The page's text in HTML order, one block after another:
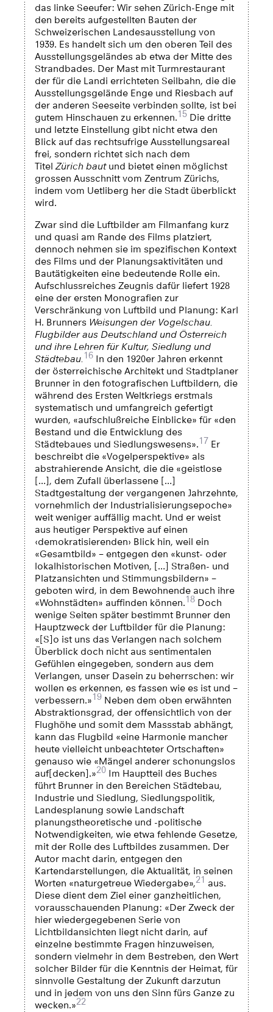
das linke Seeufer: Wir sehen Zürich-Enge mit
den bereits aufgestellten Bauten der
Schweizerischen Landesausstellung von
1939. Es handelt sich um den oberen Teil des
Ausstellungsgeländes ab etwa der Mitte des
Strandbades. Der Mast mit Turmrestaurant
der für die Landi errichteten Seilbahn, die die
Ausstellungsgelände Enge und Riesbach auf
der anderen Seeseite verbinden sollte, ist bei
gutem Hinschauen zu erkennen.15Die dritte
und letzte Einstellung gibt nicht etwa den
Blick auf das rechtsufrige Ausstellungsareal
frei, sondern richtet sich nach dem
TitelZürich bautund bietet einen möglichst
grossen Ausschnitt vom Zentrum Zürichs,
indem vom Uetliberg her die Stadt überblickt
wird.
Zwar sind die Luftbilder am Filmanfang kurz
und quasi am Rande des Films platziert,
dennoch nehmen sie im spezifischen Kontext
des Films und der Planungsaktivitäten und
Bautätigkeiten eine bedeutende Rolle ein.
Aufschlussreiches Zeugnis dafür liefert 1928
eine der ersten Monografien zur
Verschränkung von Luftbild und Planung: Karl
H. Brunners Weisungen der Vogelschau.
Flugbilder aus Deutschland und Österreich
und ihre Lehren für Kultur, Siedlung und
Städtebau.16In den 1920er Jahren erkennt
der österreichische Architekt und Stadtplaner
Brunner in den fotografischen Luftbildern, die
während des Ersten Weltkriegs erstmals
systematisch und umfangreich gefertigt
wurden, «aufschlußreiche Einblicke» für «den
Bestand und die Entwicklung des
Städtebaues und Siedlungswesens».17 Er
beschreibt die «Vogelperspektive» als
abstrahierende Ansicht, die die «geistlose
[…], dem Zufall überlassene […]
Stadtgestaltung der vergangenen Jahrzehnte,
vornehmlich der Industrialisierungsepoche»
weit weniger auffällig macht. Und er weist
aus heutiger Perspektive auf einen
‹demokratisierenden› Blick hin, weil ein
«Gesamtbild» – entgegen den «kunst- oder
lokalhistorischen Motiven, […] Straßen- und
Platzansichten und Stimmungsbildern» –
geboten wird, in dem Bewohnende auch ihre
«Wohnstädten» auffinden können.18Doch
wenige Seiten später bestimmt Brunner den
Hauptzweck der Luftbilder für die Planung:
«[S]o ist uns das Verlangen nach solchem
Überblick doch nicht aus sentimentalen
Gefühlen eingegeben, sondern aus dem
Verlangen, unser Dasein zu beherrschen: wir
wollen es erkennen, es fassen wie es ist und –
verbessern.»19Neben dem oben erwähnten
Abstraktionsgrad, der offensichtlich von der
Flughöhe und somit dem Massstab abhängt,
kann das Flugbild «eine Harmonie mancher
heute vielleicht unbeachteter Ortschaften»
genauso wie «Mängel anderer schonungslos
auf[decken].»20Im Hauptteil des Buches
führt Brunner in den Bereichen Städtebau,
Industrie und Siedlung, Siedlungspolitik,
Landesplanung sowie Landschaft
planungstheoretische und -politische
Notwendigkeiten, wie etwa fehlende Gesetze,
mit der Rolle des Luftbildes zusammen. Der
Autor macht darin, entgegen den
Kartendarstellungen, die Aktualität, in seinen
Worten «naturgetreue Wiedergabe»,21 aus.
Diese dient dem Ziel einer ganzheitlichen,
vorausschauenden Planung: «Der Zweck der
hier wiedergegebenen Serie von
Lichtbildansichten liegt nicht darin, auf
einzelne bestimmte Fragen hinzuweisen,
sondern vielmehr in dem Bestreben, den Wert
solcher Bilder für die Kenntnis der Heimat, für
sinnvolle Gestaltung der Zukunft darzutun
und in jedem von uns den Sinn fürs Ganze zu
wecken.»22